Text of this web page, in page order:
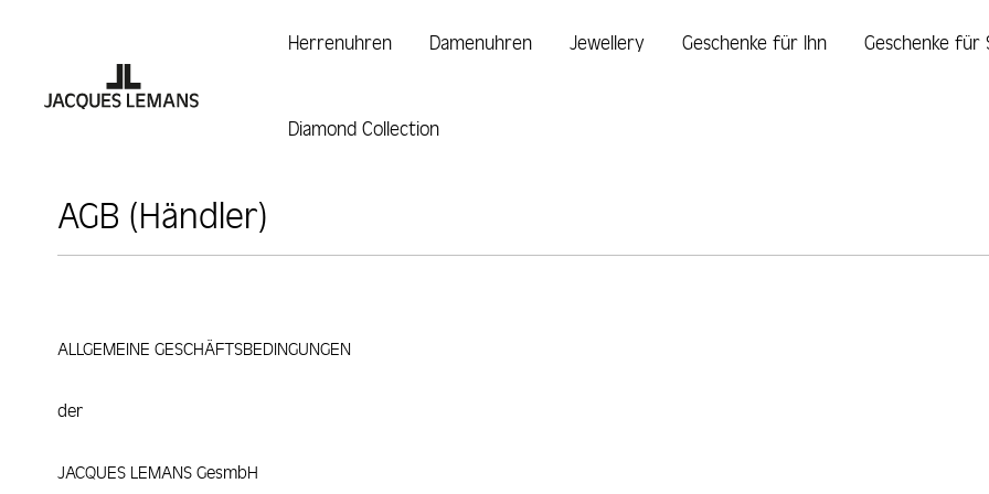
Herrenuhren Damenuhren Jewellery Geschenke für Ihn Geschenke für
Diamond Collection
AGB (Händler)
ALLGEMEINE GESCHÄFTSBEDINGUNGEN
der
JACQUES LEMANS GesmbH